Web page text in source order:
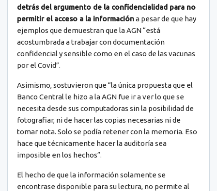
detrás del argumento de la confidencialidad para no
permitir el acceso a la informacióna pesar de que hay
ejemplos que demuestran que la AGN “está
acostumbrada a trabajar con documentación
confidencial y sensible como en el caso de las vacunas
por el Covid”.
Asimismo, sostuvieron que “la única propuesta que el
Banco Central le hizo a la AGN fue ir a ver lo que se
necesita desde sus computadoras sin la posibilidad de
fotografiar, ni de hacer las copias necesarias ni de
tomar nota. Solo se podía retener con la memoria. Eso
hace que técnicamente hacer la auditoría sea
imposible en los hechos”.
El hecho de que la información solamente se
encontrase disponible para su lectura, no permite al